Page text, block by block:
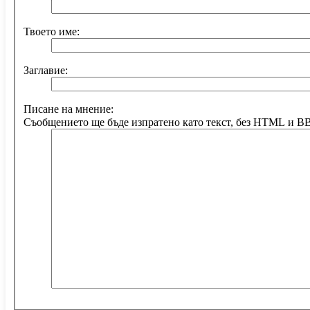
Твоето име:
Заглавие:
Писане на мнение:
Съобщението ще бъде изпратено като текст, без HTML и